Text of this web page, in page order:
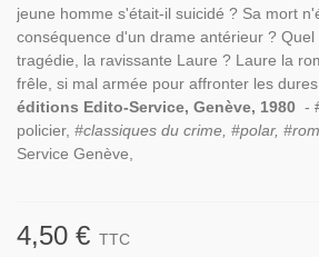
jeune homme s'était-il suicidé ? Sa mort
conséquence d'un drame antérieur ?
tragédie, la ravissante Laure ? Laure la
frêle, si mal armée pour affronter les
éditions Edito-Service, Genève, 1980 -
policier, #classiques du crime, #polar,
Service Genève,
4,50 € TTC